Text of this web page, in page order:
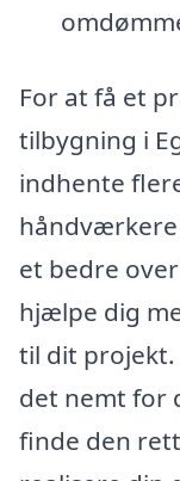
For at få et
tilbygning i
indhente
håndværkere
et bedre
hjælpe dig
til dit
det nemt for
finde den